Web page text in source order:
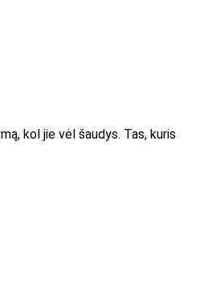
kol jie vėl šaudys. Tas, kuris